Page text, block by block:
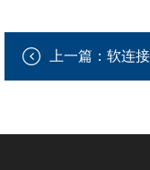
上一篇： 软连